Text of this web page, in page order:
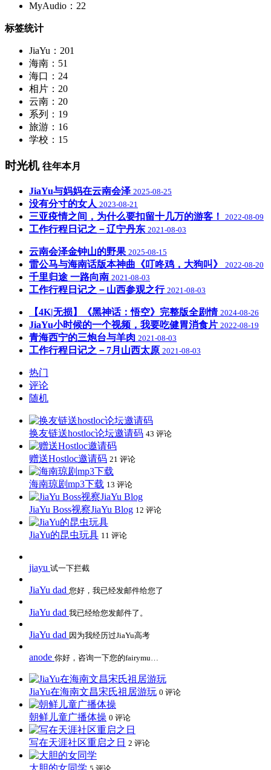
MyAudio：22
标签统计
JiaYu：201
海南：51
海口：24
相片：20
云南：20
系列：19
旅游：16
学校：15
时光机 往年本月
JiaYu与妈妈在云南会泽 2025-08-25
没有分寸的女人 2023-08-21
三亚疫情之间，为什么要扣留十几万的游客！ 2022-08-09
工作行程日记之－辽宁丹东 2021-08-03
云南会泽金钟山的野果 2025-08-15
雷公马与海南话版本神曲《叮咚鸡，大狗叫》 2022-08-20
千里归途 一路向南 2021-08-03
工作行程日记之－山西参观之行 2021-08-03
【4K|无损】《黑神话：悟空》完整版全剧情 2024-08-26
JiaYu小时候的一个视频，我要吃健胃消食片 2022-08-19
青海西宁的三炮台与羊肉 2021-08-03
工作行程日记之－7月山西太原 2021-08-03
热门
评论
随机
换友链送hostloc论坛邀请码 43 评论
赠送Hostloc邀请码 21 评论
海南琼剧mp3下载 13 评论
JiaYu Boss视察JiaYu Blog 12 评论
JiaYu的昆虫玩具 11 评论
jiayu 试一下拦截
JiaYu dad 您好，我已经发邮件给您了
JiaYu dad 我已经给您发邮件了。
JiaYu dad 因为我经历过JiaYu高考
anode 你好，咨询一下您的fairymu…
JiaYu在海南文昌宋氏祖居游玩 0 评论
朝鲜儿童广播体操 0 评论
写在天涯社区重启之日 2 评论
大胆的女同学